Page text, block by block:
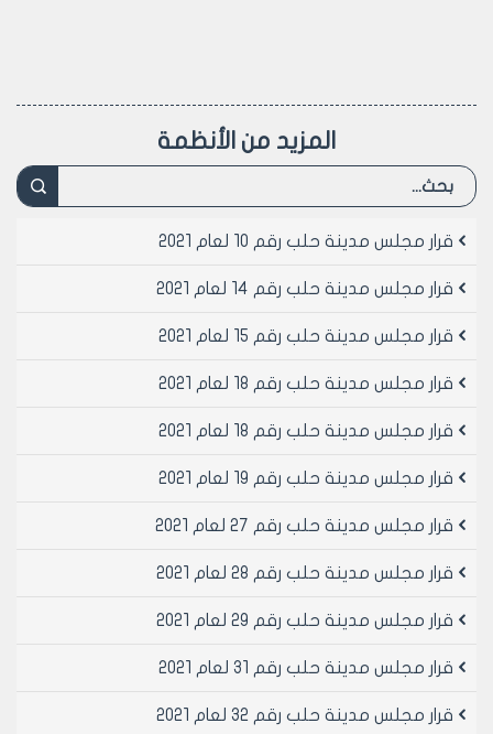
المزيد من الأنظمة
قرار مجلس مدينة حلب رقم 10 لعام 2021
قرار مجلس مدينة حلب رقم 14 لعام 2021
قرار مجلس مدينة حلب رقم 15 لعام 2021
قرار مجلس مدينة حلب رقم 18 لعام 2021
قرار مجلس مدينة حلب رقم 18 لعام 2021
قرار مجلس مدينة حلب رقم 19 لعام 2021
قرار مجلس مدينة حلب رقم 27 لعام 2021
قرار مجلس مدينة حلب رقم 28 لعام 2021
قرار مجلس مدينة حلب رقم 29 لعام 2021
قرار مجلس مدينة حلب رقم 31 لعام 2021
قرار مجلس مدينة حلب رقم 32 لعام 2021